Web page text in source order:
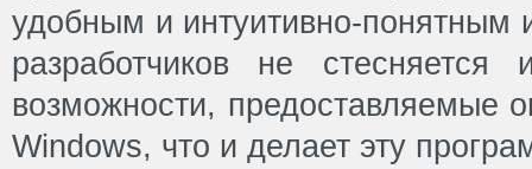
удобным и интуитивно-
разработчиков не стесняется
возможности, предоставляемые
Windows, что и делает эту